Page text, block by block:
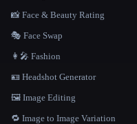
📸 Face & Beauty Rating
🎭 Face Swap
👩‍🎤 Fashion
🪪 Headshot Generator
🖼️ Image Editing
🔁 Image to Image Variation